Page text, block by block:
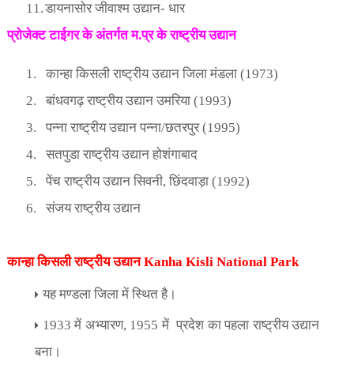
11.डायनासोर जीवाश्म उद्यान- धार
प्रोजेक्ट टाईगर के अंतर्गत म.प्र के राष्ट्रीय उद्यान
1. कान्हा किसली राष्ट्रीय उद्यान जिला मंडला (1973)
2.
बांधवगढ़ राष्ट्रीय उद्यान उमरिया (1993)
3.
पन्ना राष्ट्रीय उद्यान पन्ना/छतरपुर (1995)
4.
सतपुडा राष्ट्रीय उद्यान होशंगाबाद
5.
पेंच राष्ट्रीय उद्यान सिवनी, छिंदवाड़ा (1992)
6.
संजय राष्ट्रीय उद्यान
कान्हा किसली राष्ट्रीय उद्यानKanha Kisli National Park
यह मण्डला जिला में स्थित है।
1933में अभ्यारण, 1955 में प्रदेश का पहला राष्ट्रीय उद्यान
बना।